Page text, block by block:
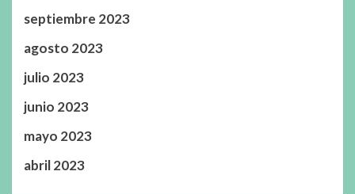
septiembre 2023
agosto 2023
julio 2023
junio 2023
mayo 2023
abril 2023